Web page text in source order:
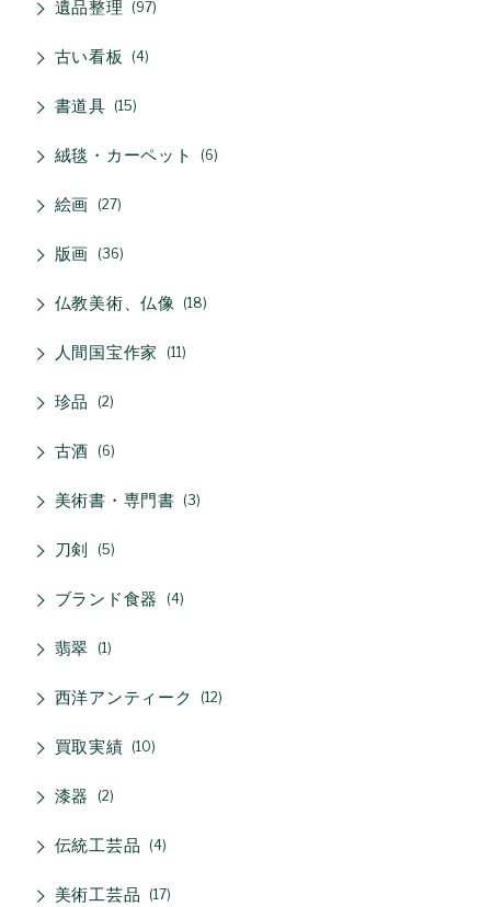
遺品整理 97
古い看板 4
書道具 15
絨毯・カーペット 6
絵画 27
版画 36
仏教美術、仏像 18
人間国宝作家 11
珍品 2
古酒 6
美術書・専門書 3
刀剣 5
ブランド食器 4
翡翠 1
西洋アンティーク 12
買取実績 10
漆器 2
伝統工芸品 4
美術工芸品 17